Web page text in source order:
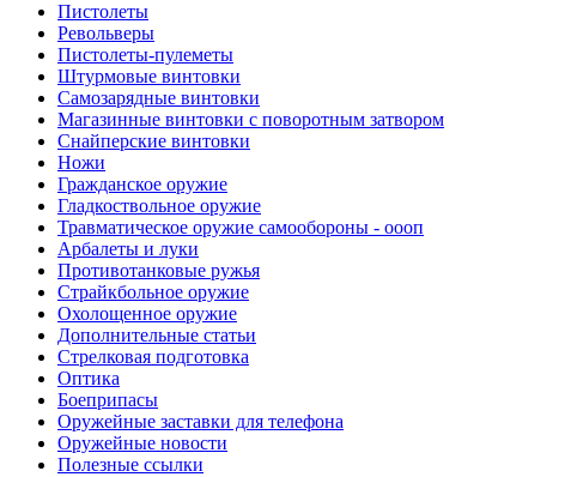
Пистолеты
Револьверы
Пистолеты-пулеметы
Штурмовые винтовки
Самозарядные винтовки
Магазинные винтовки с поворотным затвором
Снайперские винтовки
Ножи
Гражданское оружие
Гладкоствольное оружие
Травматическое оружие самообороны - оооп
Арбалеты и луки
Противотанковые ружья
Страйкбольное оружие
Охолощенное оружие
Дополнительные статьи
Стрелковая подготовка
Оптика
Боеприпасы
Оружейные заставки для телефона
Оружейные новости
Полезные ссылки